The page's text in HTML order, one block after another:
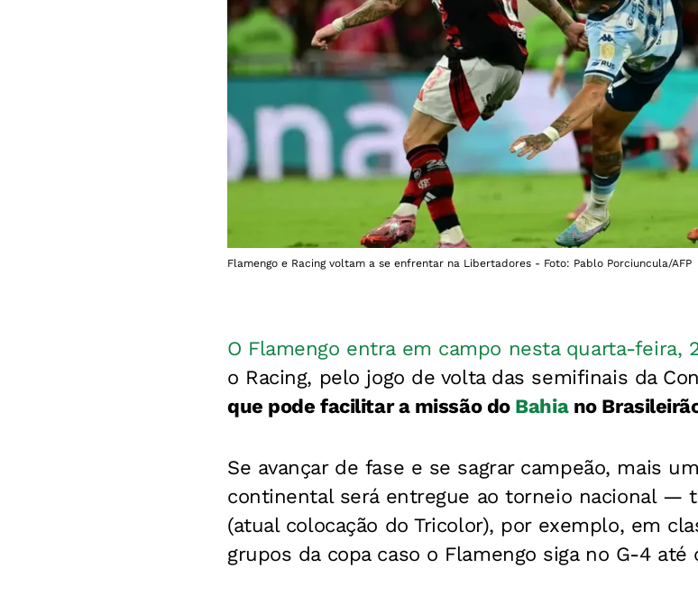
Flamengo e Racing voltam a se enfrentar na Libertadores - Foto: Pablo Porciuncula/AFP
O Flamengo entra em campo nesta quarta-feira,
o Racing, pelo jogo de volta das semifinais da
que pode facilitar a missão doBahiano
Se avançar de fase e se sagrar campeão, mais
continental será entregue ao torneio nacional —
(atual colocação do Tricolor), por exemplo, em
grupos da copa caso o Flamengo siga no G-4 até